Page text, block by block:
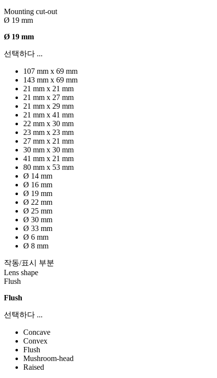
Mounting cut-out
Ø 19 mm
Ø 19 mm
선택하다 ...
107 mm x 69 mm
143 mm x 69 mm
21 mm x 21 mm
21 mm x 27 mm
21 mm x 29 mm
21 mm x 41 mm
22 mm x 30 mm
23 mm x 23 mm
27 mm x 21 mm
30 mm x 30 mm
41 mm x 21 mm
80 mm x 53 mm
Ø 14 mm
Ø 16 mm
Ø 19 mm
Ø 22 mm
Ø 25 mm
Ø 30 mm
Ø 33 mm
Ø 6 mm
Ø 8 mm
작동/표시 부분
Lens shape
Flush
Flush
선택하다 ...
Concave
Convex
Flush
Mushroom-head
Raised